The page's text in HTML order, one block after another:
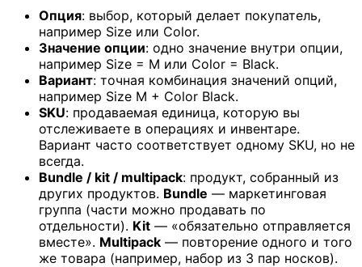
Опция: выбор, который делает покупатель,
например Size или Color.
Значение опции: одно значение внутри опции,
например Size = M или Color = Black.
Вариант: точная комбинация значений опций,
например Size M + Color Black.
SKU: продаваемая единица, которую вы
отслеживаете в операциях и инвентаре.
Вариант часто соответствует одному SKU, но не
всегда.
Bundle / kit / multipack: продукт, собранный из
других продуктов. Bundle — маркетинговая
группа (части можно продавать по
отдельности). Kit — «обязательно отправляется
вместе». Multipack — повторение одного и того
же товара (например, набор из 3 пар носков).